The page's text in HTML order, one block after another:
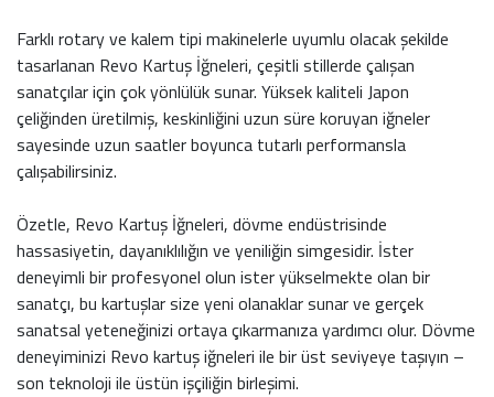
Farklı rotary ve kalem tipi makinelerle uyumlu olacak şekilde
tasarlanan Revo Kartuş İğneleri, çeşitli stillerde çalışan
sanatçılar için çok yönlülük sunar. Yüksek kaliteli Japon
çeliğinden üretilmiş, keskinliğini uzun süre koruyan iğneler
sayesinde uzun saatler boyunca tutarlı performansla
çalışabilirsiniz.
Özetle, Revo Kartuş İğneleri, dövme endüstrisinde
hassasiyetin, dayanıklılığın ve yeniliğin simgesidir. İster
deneyimli bir profesyonel olun ister yükselmekte olan bir
sanatçı, bu kartuşlar size yeni olanaklar sunar ve gerçek
sanatsal yeteneğinizi ortaya çıkarmanıza yardımcı olur. Dövme
deneyiminizi Revo kartuş iğneleri ile bir üst seviyeye taşıyın –
son teknoloji ile üstün işçiliğin birleşimi.